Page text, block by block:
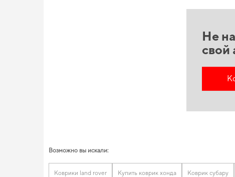
Не
свой
Возможно вы искали:
Коврики land rover Купить коврик хонда Коврик субару